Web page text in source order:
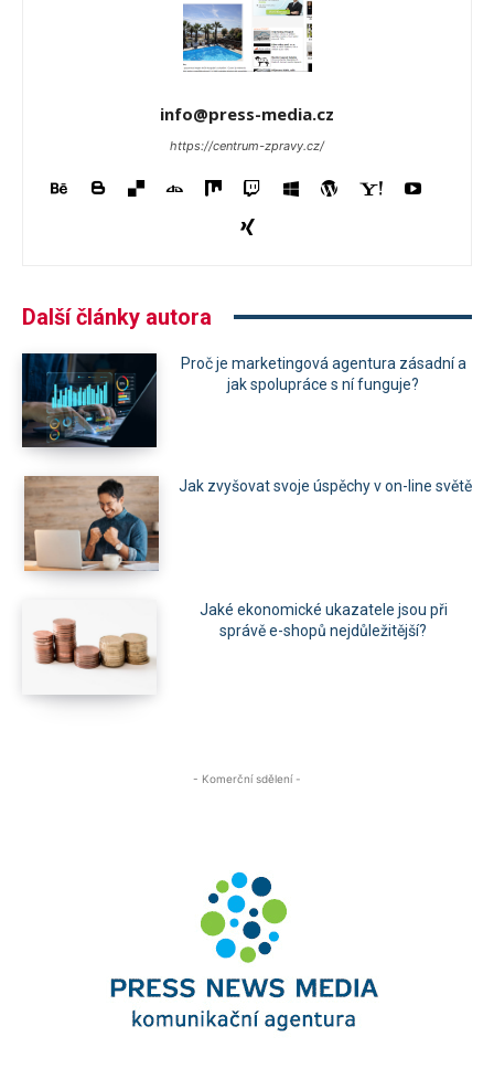
info@press-media.cz
https://centrum-zpravy.cz/
Další články autora
Proč je marketingová agentura zásadní a
jak spolupráce s ní funguje?
Jak zvyšovat svoje úspěchy v on-line světě
Jaké ekonomické ukazatele jsou při
správě e-shopů nejdůležitější?
- Komerční sdělení -